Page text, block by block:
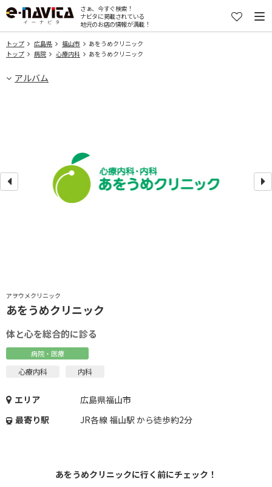
さぁ、今すぐ検索！
ナビタに掲載されている
地元のお店の情報が満載！
トップ 広島県 福山市
あをうめクリニック
トップ
病院 心療内科 あをうめクリニック
アルバム
アヲウメクリニック
あをうめクリニック
体と心を総合的に診る
病院・医療
心療内科 内科
エリア
広島県福山市
最寄り駅
JR各線 福山駅 から徒歩約2分
あをうめクリニックに行く前にチェック！